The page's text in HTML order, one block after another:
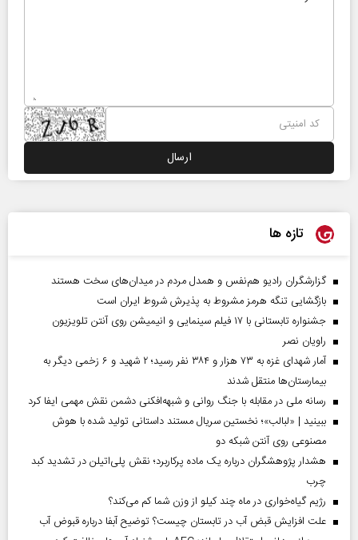
تازه ها
گزارشگران رادیو هم‌نفس و همدل مردم در میدان‌های سخت هستند
بازگشایی تنگه هرمز مشروط به پذیرش شروط ایران است
جشنواره تابستانی با ۱۷ فیلم سینمایی و انیمیشن روی آنتن تلویزیون
راویان نصر
آمار شهدای غزه به ۷۳ هزار و ۳۸۴ نفر رسید؛ ۲ شهید و ۶ زخمی دیگر به
بیمارستان‌ها منتقل شدند
رسانه ملی در مقابله با جنگ روانی و شبهه‌افکنی دشمن نقش مهمی ایفا کرد
ببینید | «لبالب»؛ نخستین سریال مستند داستانی تولید شده با هوش
مصنوعی روی آنتن شبکه دو
هشدار پژوهشگران درباره یک ماده پرکاربرد؛ نقش پلی‌اتیلن در تشدید کبد
چرب
رژیم گیاه‌خواری در ماه چند کیلو از وزن شما کم می‌کند؟
علت افزایش قبض آب در تابستان چیست؟ توضیح آبفا درباره قبوض آب